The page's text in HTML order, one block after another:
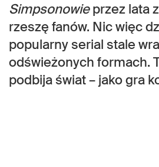
Simpsonowieprzez lata
rzeszę fanów. Nic więc
popularny serial stale
odświeżonych formach.
podbija świat – jako gra